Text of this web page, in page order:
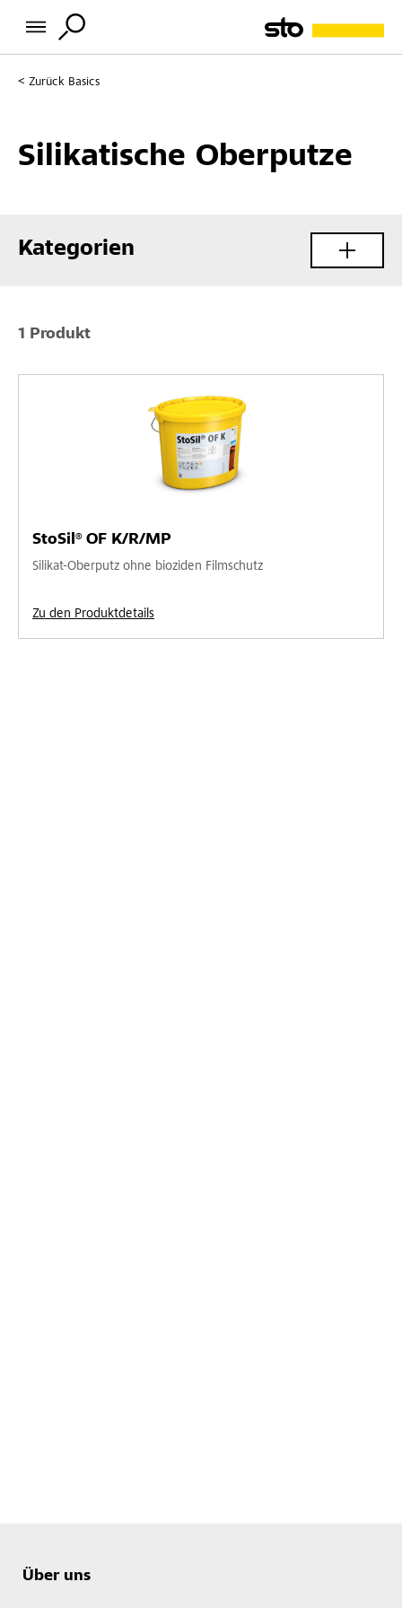
Zurück Basics
Silikatische Oberputze
Kategorien
1 Produkt
StoSil® OF K/R/MP
Silikat-Oberputz ohne bioziden Filmschutz
Zu den Produktdetails
Über uns